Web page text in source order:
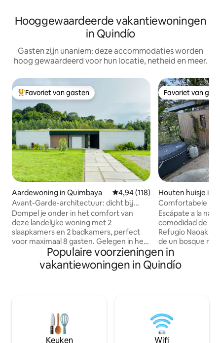
Hooggewaardeerde vakantiewoningen
in Quindío
Gasten zijn unaniem: deze accommodaties worden
hoog gewaardeerd voor hun locatie, netheid en meer.
Topfavoriet van gasten
Favoriet van gasten
Aardewoning in Quimbaya Gemiddelde beoordeling van
4,94 (118)
Avant-Garde-architectuur: dicht bij
Coffee Park
Dompel je onder in het comfort van
deze landelijke woning met 2
slaapkamers en 2 badkamers, perfect
voor maximaal 8 gasten. Gelegen in het
hart van de Coffee Region van
Colombia, op slechts enkele minuten
van Parque del Café en Panaca. Geniet
overloopzwembad ✔ Volledig ingerichte
keuken ✔ Terras ✔ Starlink High-Speed
Wi-Fi ✔ Extra ontbijt ✔
Favoriet van
Favoriet van
Houten huisje in
Comfortabele
jacuzzi
Escápate a la
comodidad de la ciudad! La
Refugio Naoak
de un bosque
minutos en carro
El lugar perfecto
renunciar a la
para relajarte al
opcional con un
por día.
Populaire voorzieningen in
vakantiewoningen in Quindío
Keuken Wifi